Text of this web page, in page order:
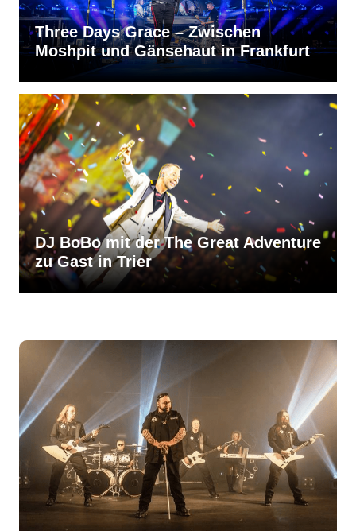
Three Days Grace – Zwischen
Moshpit und Gänsehaut in Frankfurt
DJ BoBo mit der The Great Adventure
zu Gast in Trier